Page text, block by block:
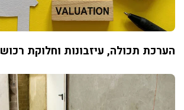
הערכת תכולה, עיזבונות וחלוקת רכוש